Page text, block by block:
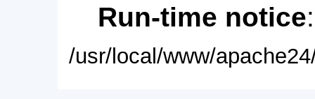
Run-time notice
/usr/local/www/